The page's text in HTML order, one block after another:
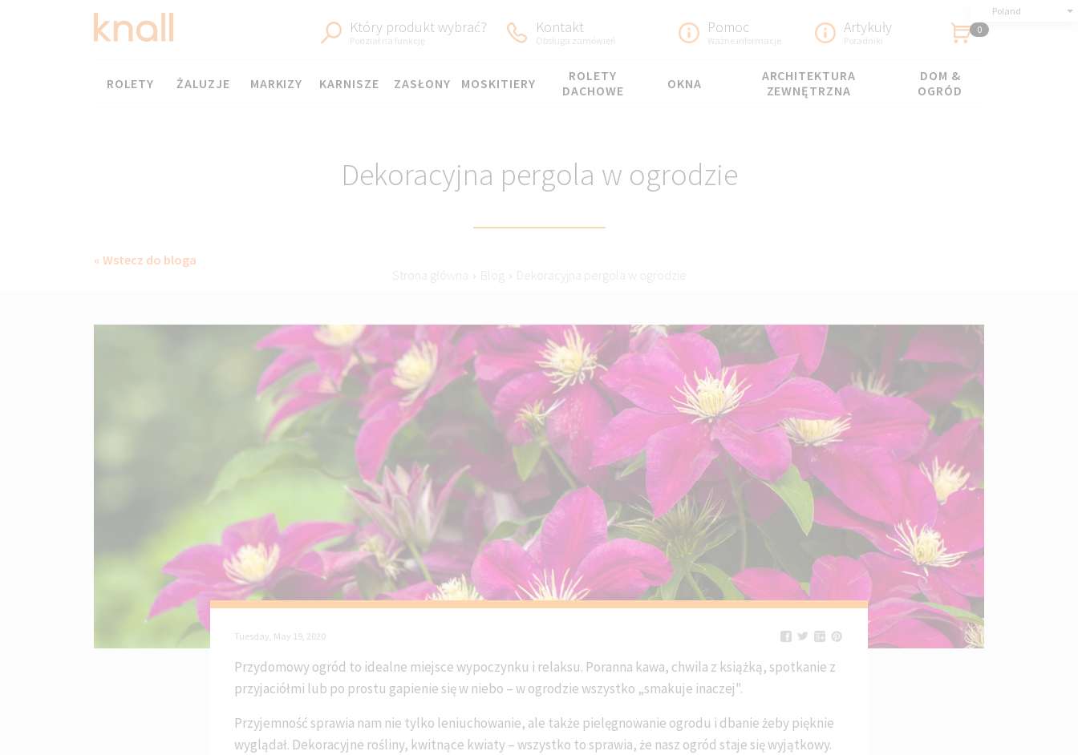
Poland
Który produkt wybrać?
Podział na funkcję
Kontakt
Obsługa zamówień
Pomoc
Ważne informacje
Artykuły
Poradniki
0
Menu KARNISZE
ROLETY ŻALUZJE MARKIZY ZASŁONY MOSKITIERY
ROLETY
DACHOWE
OKNA
ARCHITEKTURA
ZEWNĘTRZNA
DOM &
OGRÓD
Dekoracyjna pergola w ogrodzie
« Wstecz do bloga
Strona główna › Blog › Dekoracyjna pergola w ogrodzie
Tuesday, May 19, 2020
Przydomowy ogród to idealne miejsce wypoczynku i relaksu. Poranna kawa, chwila z książką, spotkanie z
przyjaciółmi lub po prostu gapienie się w niebo – w ogrodzie wszystko „smakuje inaczej".
Przyjemność sprawia nam nie tylko leniuchowanie, ale także pielęgnowanie ogrodu i dbanie żeby pięknie
wyglądał. Dekoracyjne rośliny, kwitnące kwiaty – wszystko to sprawia, że nasz ogród staje się wyjątkowy.